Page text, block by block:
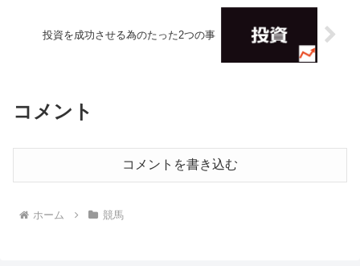
投資を成功させる為のたった2つの事
コメント
コメントを書き込む
ホーム 競馬